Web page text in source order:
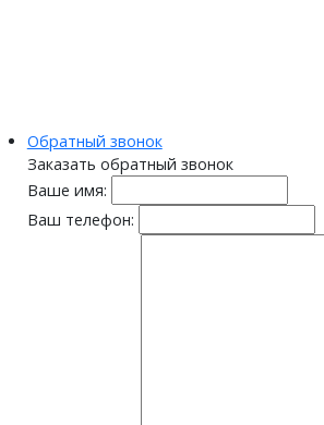
Обратный звонок
Заказать обратный звонок
Ваше имя:
Ваш телефон: